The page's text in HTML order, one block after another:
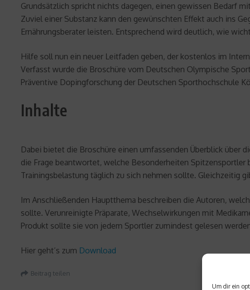
Um dir ein
Grundsätzlich spricht nichts dagegen, einen gewissen Bedarf
Zuviel einer Substanz kann den gewünschten Effekt auch ins
Ernährungsberater leisten. Entsprechend wird deutlich, wie
Hilfe soll nun ein neuer Leitfaden geben, der kostenlos im
Verfasst wurde die Broschüre vom Deutschen Olympische
Präventive Dopingforschung der Deutschen Sporthochschule
Inhalte
Dabei bietet die Broschüre einen umfassenden Überblick über
die Frage beantwortet, welche Besonderheiten Spitzensportler
Trainingsbelastung täglich zu sich nehmen sollte. Gleichzeitig
Im Anschließenden Hauptthema beschreiben die Autoren,
sollte. Verunreinigte Präparate, Wechselwirkungen mit
Produkt sollte sie von jedem Sportler zumindest gelesen
Hier geht’s zum Download
Beitrag teilen